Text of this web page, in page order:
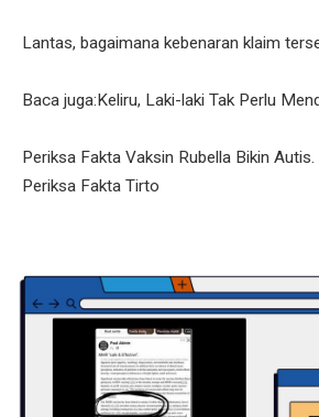
Lantas, bagaimana kebenaran klaim
Baca juga:Keliru, Laki-laki Tak Perlu
Periksa Fakta Vaksin Rubella Bikin
Periksa Fakta Tirto